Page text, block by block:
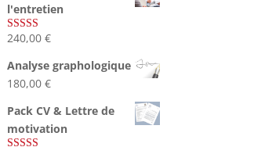
l'entretien
Note4.83
240,00€
Analyse graphologique
180,00€
Pack CV & Lettre de
motivation